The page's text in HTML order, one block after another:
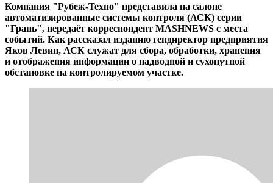
Компания "Рубеж-Техно" представила на салоне
автоматизированные системы контроля (АСК) серии
"Грань", передаёт корреспондент MASHNEWS с места
событий. Как рассказал изданию гендиректор предприятия
Яков Левин, АСК служат для сбора, обработки, хранения
и отображения информации о надводной и сухопутной
обстановке на контролируемом участке.